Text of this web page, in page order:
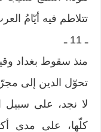
تتلاطم فيه أيّامُ
ـ 11 ـ
منذ سقوط بغداد
تحوّل الدين إلى
لا نجد، على سبيل
كلّها، على مدى